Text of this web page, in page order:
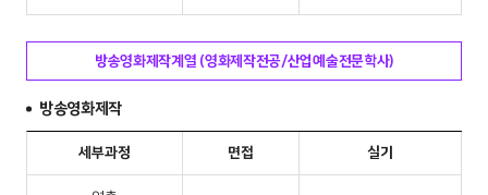
방송영화제작계열 (영화제작전공/산업예술전문학사)
방송영화제작
세부과정 면접 실기